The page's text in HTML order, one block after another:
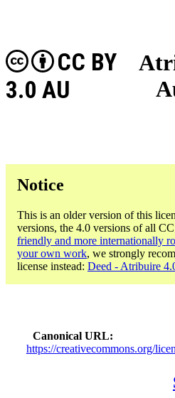
CC BY
3.0 AU
Notice
This is an older version of this
versions, the 4.0 versions of all
friendly and more internationally
your own work, we strongly
license instead: Deed - Atribuire
Canonical URL
https://creativecommons.org/